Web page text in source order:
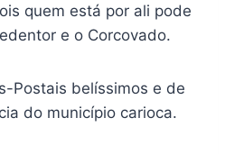
quem está por ali pode
e o Corcovado.
Postais belíssimos e de
do município carioca.